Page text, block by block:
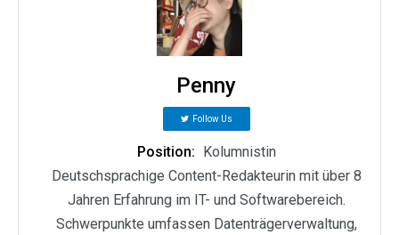
Penny
Follow Us
Position: Kolumnistin
Deutschsprachige Content-Redakteurin mit über 8
Jahren Erfahrung im IT- und Softwarebereich.
Schwerpunkte umfassen Datenträgerverwaltung,